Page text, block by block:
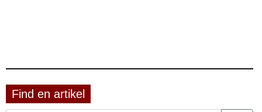
Find en artikel